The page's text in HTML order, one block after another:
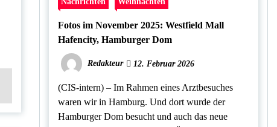
Fotos im November 2025: Westfield Mall
Hafencity, Hamburger Dom
Redakteur 12. Februar 2026
(CIS-intern) – Im Rahmen eines Arztbesuches
waren wir in Hamburg. Und dort wurde der
Hamburger Dom besucht und auch das neue